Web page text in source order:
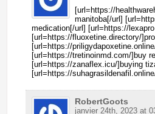
[url=https://
manitoba[/url]
medication[/url] [url=https://
[url=https://fluoxetine.directory/
[url=https://
[url=https://tretinoinmd.com/]buy
[url=https://zanaflex.icu/]buying
[url=https://
RobertGoots
janvier 24th, 2023 at